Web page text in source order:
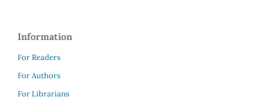
Information
For Readers
For Authors
For Librarians